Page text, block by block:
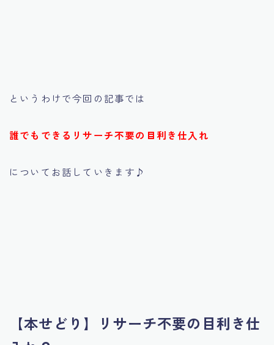
というわけで今回の記事では
誰でもできるリサーチ不要の目利き仕入れ
についてお話していきます♪
【本せどり】リサーチ不要の目利き仕